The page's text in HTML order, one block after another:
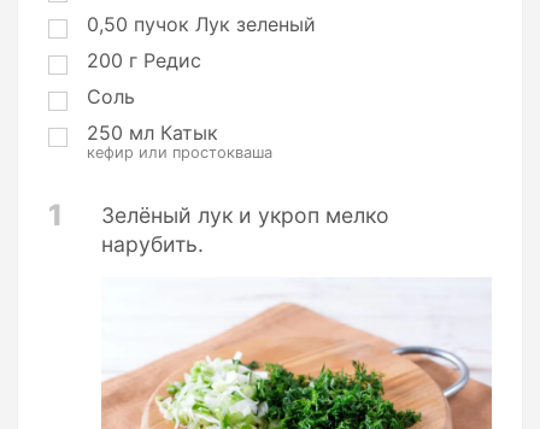
0,50 пучок Лук зеленый
200 г Редис
Соль
250 мл Катык
кефир или простокваша
1
Зелёный лук и укроп мелко
нарубить.